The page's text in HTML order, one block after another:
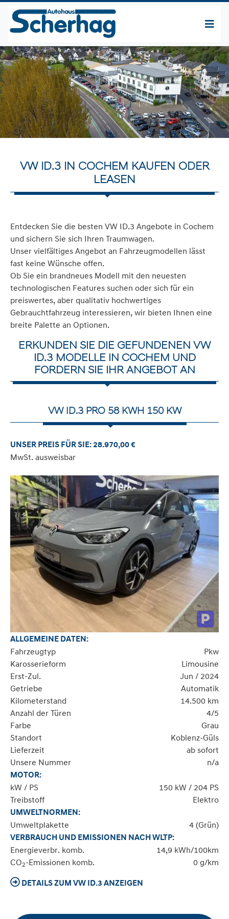
VW ID.3 IN COCHEM KAUFEN ODER
LEASEN
Entdecken Sie die besten VW ID.3 Angebote in Cochem
und sichern Sie sich Ihren Traumwagen.
Unser vielfältiges Angebot an Fahrzeugmodellen lässt
fast keine Wünsche offen.
Ob Sie ein brandneues Modell mit den neuesten
technologischen Features suchen oder sich für ein
preiswertes, aber qualitativ hochwertiges
Gebrauchtfahrzeug interessieren, wir bieten Ihnen eine
breite Palette an Optionen.
ERKUNDEN SIE DIE GEFUNDENEN VW
ID.3 MODELLE IN COCHEM UND
FORDERN SIE IHR ANGEBOT AN
VW ID.3 PRO 58 KWH 150 KW
UNSER PREIS FÜR SIE: 28.970,00 €
MwSt. ausweisbar
ALLGEMEINE DATEN:
Fahrzeugtyp
Pkw
Karosserieform
Limousine
Erst-Zul.
Jun / 2024
Getriebe
Automatik
Kilometerstand
14.500 km
Anzahl der Türen
4/5
Farbe
Grau
Standort
Koblenz-Güls
Lieferzeit
ab sofort
Unsere Nummer
n/a
MOTOR:
kW / PS
150 kW / 204 PS
Treibstoff
Elektro
UMWELTNORMEN:
Umweltplakette
4 (Grün)
VERBRAUCH UND EMISSIONEN NACH WLTP:
Energieverbr. komb.
14,9 kWh/100km
CO2-Emissionen komb. 0 g/km
DETAILS ZUM VW ID.3 ANZEIGEN